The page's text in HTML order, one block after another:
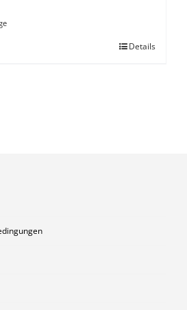
Details